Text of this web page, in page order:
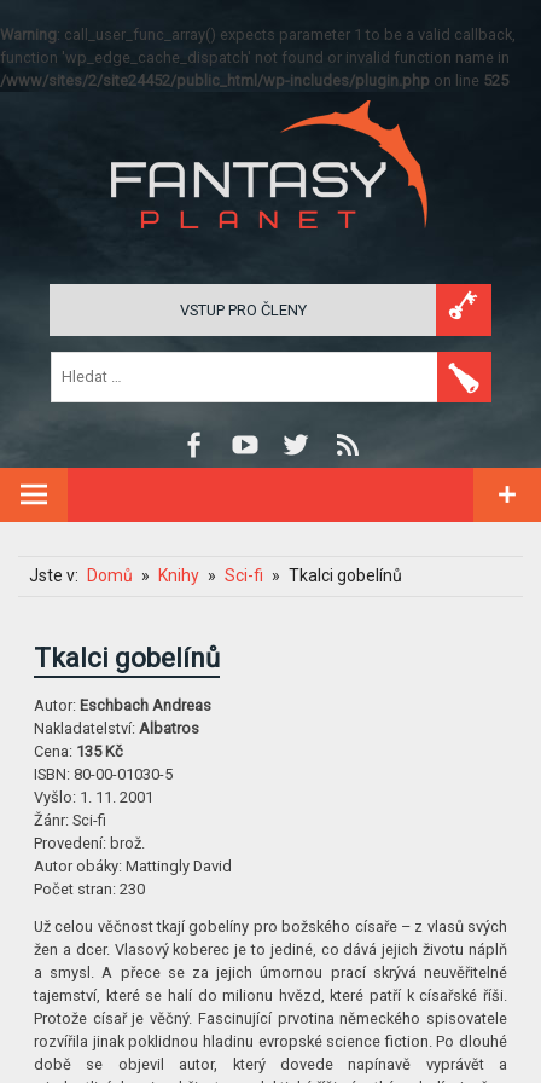
Warning: call_user_func_array() expects parameter 1 to be a valid callback,
function 'wp_edge_cache_dispatch' not found or invalid function name in
/www/sites/2/site24452/public_html/wp-includes/plugin.php on line 525
VSTUP PRO ČLENY
Jste v: Domů Knihy Sci-fi Tkalci gobelínů
Tkalci gobelínů
Autor:Eschbach Andreas
Nakladatelství: Albatros
Cena: 135 Kč
ISBN:80-00-01030-5
Vyšlo: 1. 11. 2001
Žánr:Sci-fi
Provedení:brož.
Autor obáky:Mattingly David
Počet stran:230
Už celou věčnost tkají gobelíny pro božského císaře – z vlasů svých
žen a dcer. Vlasový koberec je to jediné, co dává jejich životu náplň
a smysl. A přece se za jejich úmornou prací skrývá neuvěřitelné
tajemství, které se halí do milionu hvězd, které patří k císařské říši.
Protože císař je věčný. Fascinující prvotina německého spisovatele
rozvířila jinak poklidnou hladinu evropské science fiction. Po dlouhé
době se objevil autor, který dovede napínavě vyprávět a